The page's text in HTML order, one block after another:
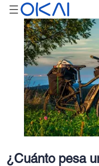
¿Cuánto pesa